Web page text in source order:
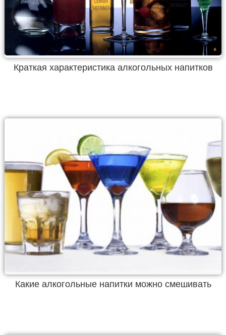
Краткая характеристика алкогольных напитков
Какие алкогольные напитки можно смешивать